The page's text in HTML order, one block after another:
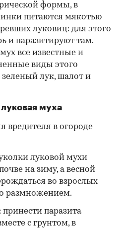
формы, в
питаются мякотью
луковиц: для этого
и паразитируют там.
все известные и
виды этого
лук, шалот и
муха
вредителя в огороде
луковой мухи
на зиму, а весной
во взрослых
размножением.
паразита
с грунтом, в